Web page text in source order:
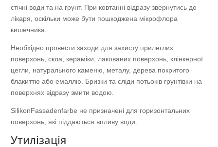
стічні води та на грунт. При ковтанні відразу звернутись до
лікаря, оскільки може бути пошкоджена мікрофлора
кишечника.
Необхідно провести заходи для захисту прилеглих
поверхонь, скла, кераміки, лакованих поверхонь, клінкерної
цегли, натурального каменю, металу, дерева покритого
блакиттю або емаллю. Бризки та сліди потьоків грунтівки на
поверхнях відразу змити водою.
SilikonFassadenfarbe не призначені для горизонтальних
поверхонь, які піддаються впливу води.
Утилізація